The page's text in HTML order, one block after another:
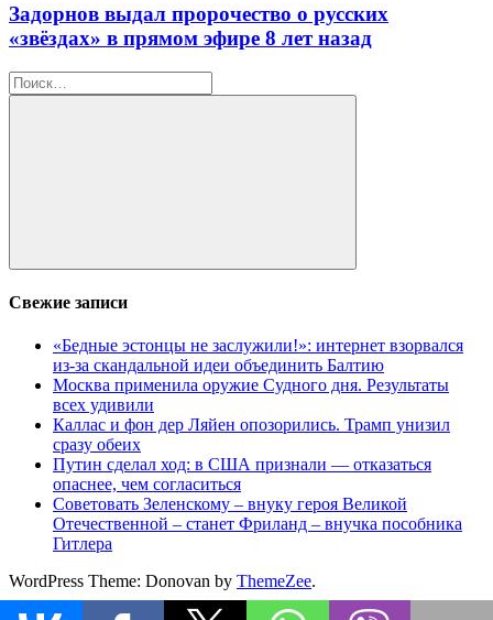
Задорнов выдал пророчество о русских
«звёздах» в прямом эфире 8 лет назад
Найти:
Поиск
Свежие записи
«Бедные эстонцы не заслужили!»: интернет взорвался
из-за скандальной идеи объединить Балтию
Москва применила оружие Судного дня. Результаты
всех удивили
Каллас и фон дер Ляйен опозорились. Трамп унизил
сразу обеих
Путин сделал ход: в США признали — отказаться
опаснее, чем согласиться
Советовать Зеленскому – внуку героя Великой
Отечественной – станет Фриланд – внучка пособника
Гитлера
WordPress Theme: Donovan by ThemeZee.